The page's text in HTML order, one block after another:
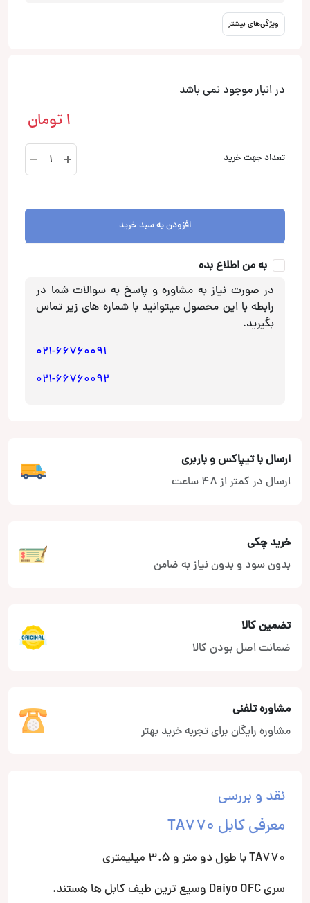
ویژگی‌های بیشتر
در انبار موجود نمی باشد
1 تومان
تعداد جهت خرید
TA770
کابل
OFC
عدد
افزودن به سبد خرید
به من اطلاع بده
در صورت نیاز به مشاوره و پاسخ به سوالات شما در
رابطه با این محصول میتوانید با شماره های زیر تماس
بگیرید.
021-66760091
021-66760092
ارسال با تیپاکس و باربری
ارسال در کمتر از 48 ساعت
خرید چکی
بدون سود و بدون نیاز به ضامن
تضمین کالا
ضمانت اصل بودن کالا
مشاوره تلفنی
مشاوره رایگان برای تجربه خرید بهتر
نقد و بررسی
معرفی کابل TA770
TA770 با طول دو متر و 3.5 میلیمتری
سری Daiyo OFC وسیع ترین طیف کابل ها هستند.